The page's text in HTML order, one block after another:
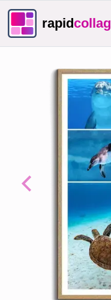
rapid
Previous